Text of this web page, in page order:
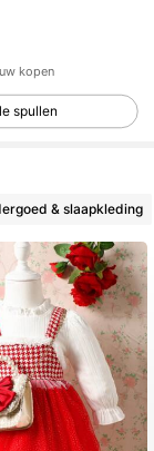
kopen
spullen
& slaapkleding